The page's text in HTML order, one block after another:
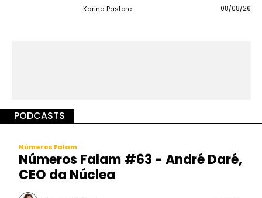
Karina Pastore 08/08/26
PODCASTS
Números Falam
Números Falam #63 - André Daré,
CEO da Núclea